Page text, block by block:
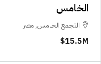
الخامس
التجمع الخامس, مصر
15.5M$